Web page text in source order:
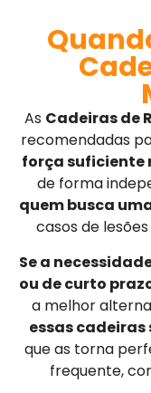
As Cadeiras de
recomendadas
força suficiente
de forma
quem busca
casos de
Se a
ou de curto
a melhor
essas cadeiras
que as torna
frequente,